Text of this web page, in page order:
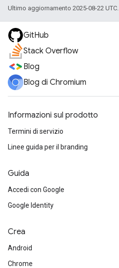
Ultimo aggiornamento 2025-08-22 UTC.
GitHub
Stack Overflow
Blog
Blog di Chromium
Informazioni sul prodotto
Termini di servizio
Linee guida per il branding
Guida
Accedi con Google
Google Identity
Crea
Android
Chrome